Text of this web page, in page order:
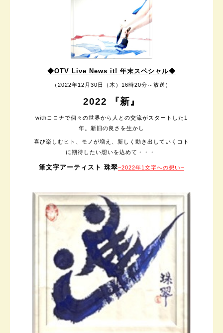
◆OTV Live News it! 年末スペシャル◆
（2022年12月30日（木） 16時20分～放送）
2022 『新』
withコロナで個々の世界から人との交流がスタートした1
年。 新旧の良さを生かし
喜び楽しむヒト、モノが増え、 新しく動き出していくコト
に期待したい想いを込めて・・・
筆文字アーティスト 珠翠~2022年1文字への想い~